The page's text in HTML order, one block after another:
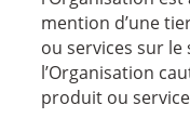
mention d’une
ou services sur
l’Organisation
produit ou